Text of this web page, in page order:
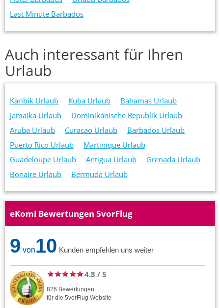
Last Minute Barbados
Auch interessant für Ihren
Urlaub
Karibik Urlaub Kuba Urlaub
Bahamas Urlaub
Jamaika Urlaub
Dominikanische Republik Urlaub
Aruba Urlaub
Curacao Urlaub
Barbados Urlaub
Puerto Rico Urlaub
Martinique Urlaub
Guadeloupe Urlaub
Antigua Urlaub
Grenada Urlaub
Bonaire Urlaub
Bermuda Urlaub
eKomi Bewertungen 5vorFlug
9 von10 Kunden empfehlen uns weiter
4.8 / 5
826 Bewertungen
für die 5vorFlug Website